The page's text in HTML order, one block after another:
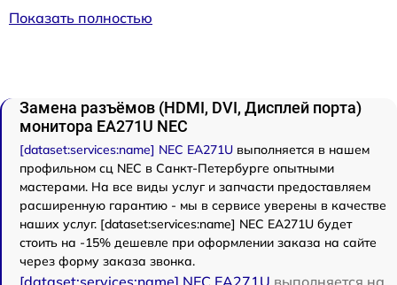
Показать полностью
Замена разъёмов (HDMI, DVI, Дисплей порта)
монитора EA271U NEC
[dataset:services:name] NEC EA271U выполняется в нашем
профильном сц NEC в Санкт-Петербурге опытными
мастерами. На все виды услуг и запчасти предоставляем
расширенную гарантию - мы в сервисе уверены в качестве
наших услуг. [dataset:services:name] NEC EA271U будет
стоить на -15% дешевле при оформлении заказа на сайте
через форму заказа звонка.
[dataset:services:name] NEC EA271U выполняется на